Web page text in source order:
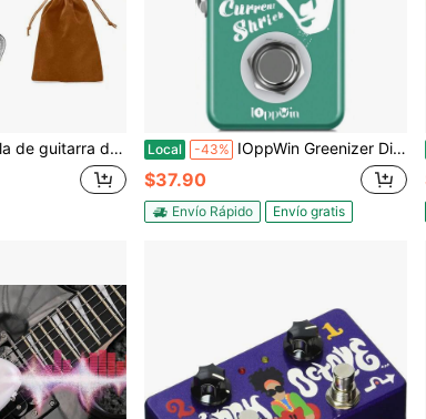
para guitarra acústica, eléctrica, banjo, mandolina o ukelele Local -43% IOppWin Greenizer Dist Pedal de Distorsión Estilo Tubo - Modo Dual (Normal/Boost) Efectos de Guitarra Hiperrealistas con True Bypass, Carcasa de Metal, Compacto
$37.90
Envío Rápido Envío gratis